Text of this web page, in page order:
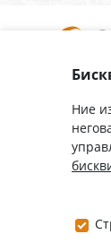
За нас
Контакти
Полезни
Лични
Ние